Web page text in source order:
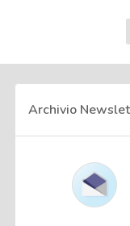
Archivio